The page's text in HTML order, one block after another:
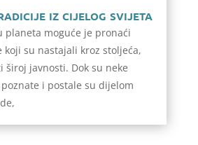
iz cijelog svijeta
planeta moguće je pronaći
su nastajali kroz stoljeća,
široj javnosti. Dok su neke
i postale su dijelom